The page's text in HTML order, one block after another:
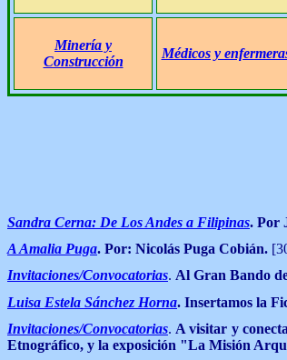
Minería y
Construcción
Médicos y
Sandra Cerna: De Los Andes a Filipinas. Por
A Amalia Puga. Por: Nicolás Puga Cobián.
Invitaciones/Convocatorias. Al Gran Bando
Luisa Estela Sánchez Horna. Insertamos la
Invitaciones/Convocatorias. A visitar y
Etnográfico, y la exposición "La Misión